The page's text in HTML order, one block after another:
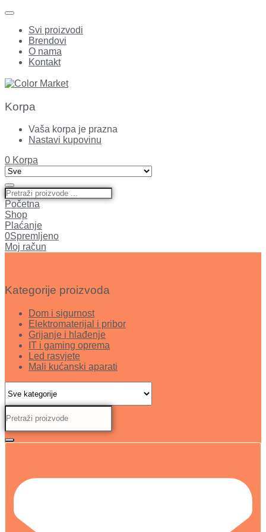
Svi proizvodi
Brendovi
O nama
Kontakt
Korpa
Vaša korpa je prazna
Nastavi kupovinu
0 Korpa
Početna
Shop
Plaćanje
0Spremljeno
Moj račun
Kategorije proizvoda
Dom i sigurnost
Elektromaterijal i pribor
Grijanje i hlađenje
IT i gaming oprema
Led rasvjete
Mali kućanski aparati